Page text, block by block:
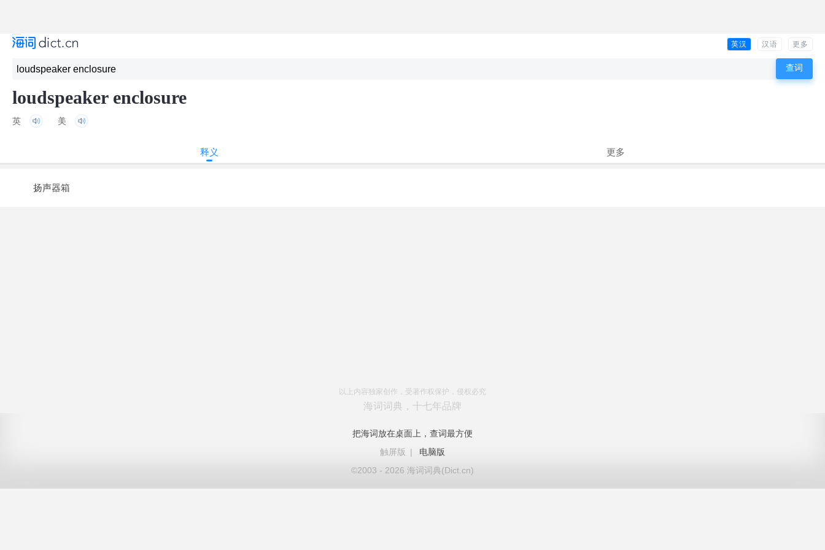
英汉 汉语 更多
loudspeaker enclosure
英 美
释义 更多
扬声器箱
以上内容独家创作，受著作权保护，侵权必究
海词词典，十七年品牌
把海词放在桌面上，查词最方便
触屏版
|
电脑版
©2003 - 2026 海词词典(Dict.cn)